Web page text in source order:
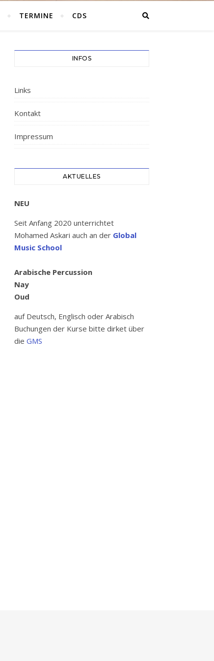
TERMINE CDS
INFOS
Links
Kontakt
Impressum
AKTUELLES
NEU
Seit Anfang 2020 unterrichtet
Mohamed Askari auch an der Global
Music School
Arabische Percussion
Nay
Oud
auf Deutsch, Englisch oder Arabisch
Buchungen der Kurse bitte dirket über
die GMS